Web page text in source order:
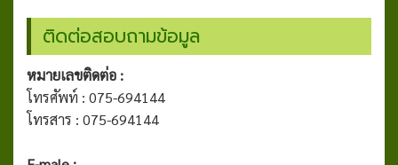
ติดต่อสอบถามข้อมูล
หมายเลขติดต่อ :
โทรศัพท์ : 075-694144
โทรสาร : 075-694144